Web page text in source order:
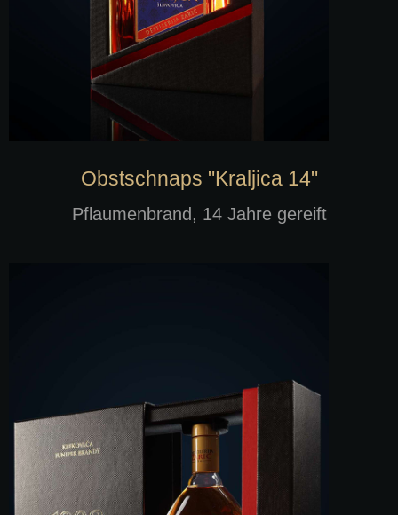
Obstschnaps "Kraljica 14"
Pflaumenbrand, 14 Jahre gereift